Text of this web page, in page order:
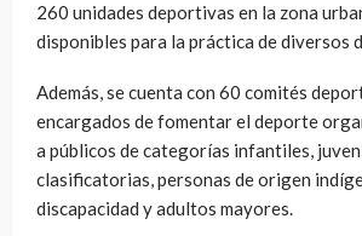
260 unidades deportivas en la zona
disponibles para la práctica de diversos
Además, se cuenta con 60 comités
encargados de fomentar el deporte
a públicos de categorías infantiles,
clasificatorias, personas de origen
discapacidad y adultos mayores.